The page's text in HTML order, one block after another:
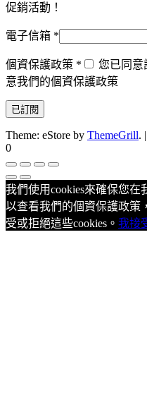
促銷活動！
電子信箱 *
個資保護政策 *
您已同意
意我們的個資保護政策
Theme: eStore by ThemeGrill. |
0
我們使用cookies來確保您
以查看我們的個資保護政策
受或拒絕這些cookies。 我接